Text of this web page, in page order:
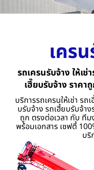
เคร
รถเครนรับจ้าง ให้เ
เฮี๊ยบรับจ้าง ราค
บริการรถเครนให้เช่า รถ
บรับจ้าง รถเฮี้ยบรับจ้า
ถูก ตรงต่อเวลา กับ ที
พร้อมเอกสาร เซฟตี้
บริ